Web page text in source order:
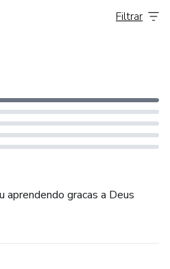
Filtrar
gracas a Deus